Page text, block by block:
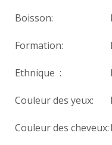
Boisson:
Formation:
Ethnique :
Couleur des yeux:
Couleur des cheveux: